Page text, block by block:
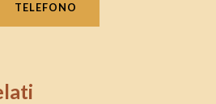
TELEFONO